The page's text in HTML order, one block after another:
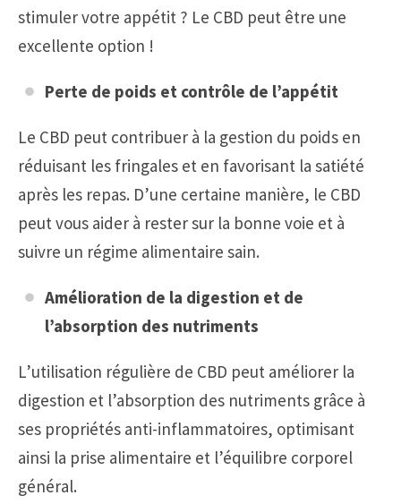
stimuler votre appétit ? Le CBD peut être une
excellente option !
Perte de poids et contrôle de l’appétit
Le CBD peut contribuer à la gestion du poids en
réduisant les fringales et en favorisant la satiété
après les repas. D’une certaine manière, le CBD
peut vous aider à rester sur la bonne voie et à
suivre un régime alimentaire sain.
Amélioration de la digestion et de
l’absorption des nutriments
L’utilisation régulière de CBD peut améliorer la
digestion et l’absorption des nutriments grâce à
ses propriétés anti-inflammatoires, optimisant
ainsi la prise alimentaire et l’équilibre corporel
général.